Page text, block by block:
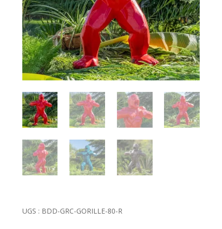
UGS : BDD-GRC-GORILLE-80-R